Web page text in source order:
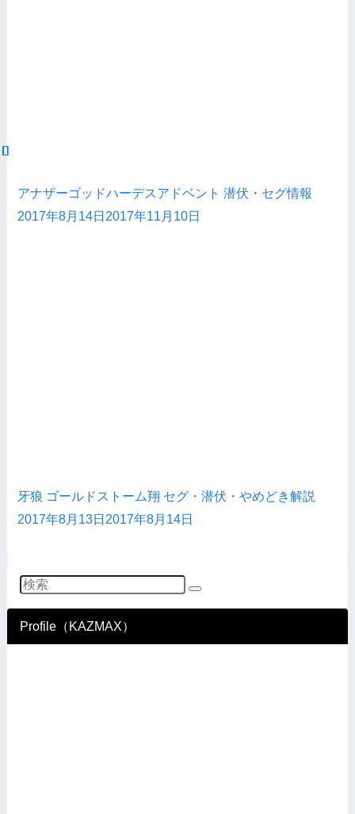
アナザーゴッドハーデスアドベント 潜伏・セグ情報
2017年8月14日 2017年11月10日
牙狼 ゴールドストーム翔 セグ・潜伏・やめどき解説
2017年8月13日 2017年8月14日
Profile（KAZMAX）